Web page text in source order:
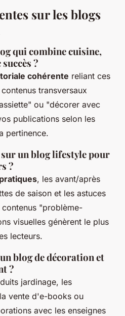
sur les blogs
qui combine cuisine,
?
cohérente reliant ces
transversaux
ou "décorer avec
publications selon les
pertinence.
un blog lifestyle pour
?
, les avant/après
de saison et les astuces
"problème-
visuelles génèrent le plus
lecteurs.
blog de décoration et
?
jardinage, les
vente d'e-books ou
avec les enseignes